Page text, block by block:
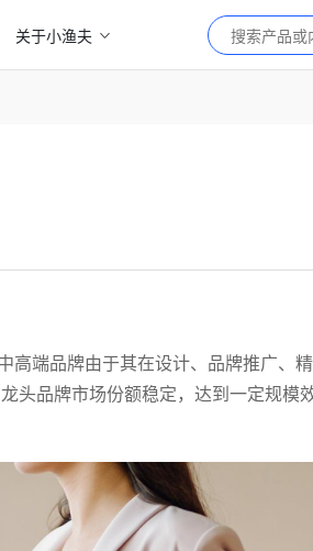
关于小渔夫
高端品牌由于其在设计、品牌推广、
头品牌市场份额稳定，达到一定规模